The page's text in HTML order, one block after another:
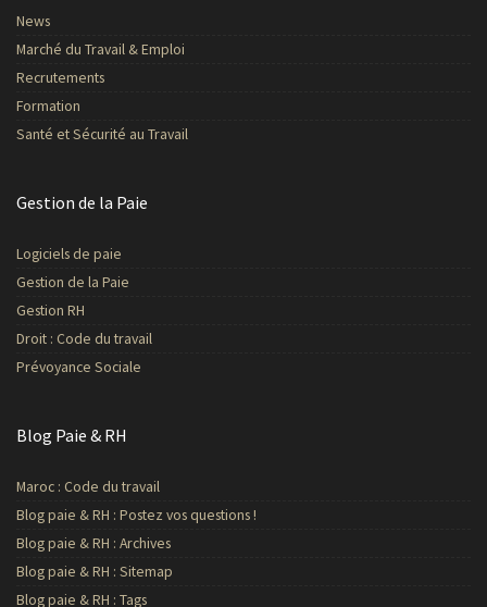
News
Marché du Travail & Emploi
Recrutements
Formation
Santé et Sécurité au Travail
Gestion de la Paie
Logiciels de paie
Gestion de la Paie
Gestion RH
Droit : Code du travail
Prévoyance Sociale
Blog Paie & RH
Maroc : Code du travail
Blog paie & RH : Postez vos questions !
Blog paie & RH : Archives
Blog paie & RH : Sitemap
Blog paie & RH : Tags